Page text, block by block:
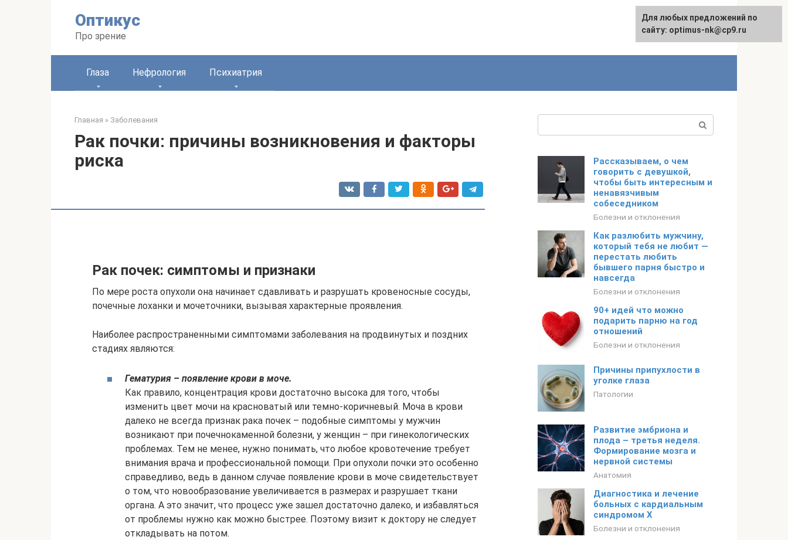
Оптикус
Про зрение
English
Глаза Нефрология Психиатрия
Главная » Заболевания
Рак почки: причины возникновения и факторы
риска
Рак почек: симптомы и признаки
По мере роста опухоли она начинает сдавливать и разрушать кровеносные сосуды,
почечные лоханки и мочеточники, вызывая характерные проявления.
Наиболее распространенными симптомами заболевания на продвинутых и поздних
стадиях являются:
Гематурия – появление крови в моче.
Как правило, концентрация крови достаточно высока для того, чтобы
изменить цвет мочи на красноватый или темно-коричневый. Моча в крови
далеко не всегда признак рака почек – подобные симптомы у мужчин
возникают при почечнокаменной болезни, у женщин – при гинекологических
проблемах. Тем не менее, нужно понимать, что любое кровотечение требует
внимания врача и профессиональной помощи. При опухоли почки это особенно
справедливо, ведь в данном случае появление крови в моче свидетельствует
о том, что новообразование увеличивается в размерах и разрушает ткани
органа. А это значит, что процесс уже зашел достаточно далеко, и избавляться
от проблемы нужно как можно быстрее. Поэтому визит к доктору не следует
откладывать на потом.
Рассказываем, о чем
говорить с девушкой,
чтобы быть интересным и
ненавязчивым
собеседником
Болезни и отклонения
Как разлюбить мужчину,
который тебя не любит —
перестать любить
бывшего парня быстро и
навсегда
Болезни и отклонения
90+ идей что можно
подарить парню на год
отношений
Болезни и отклонения
Причины припухлости в
уголке глаза
Патологии
Развитие эмбриона и
плода – третья неделя.
Формирование мозга и
нервной системы
Анатомия
Диагностика и лечение
больных с кардиальным
синдромом Х
Болезни и отклонения
Для любых предложений по
сайту: optimus-nk@cp9.ru